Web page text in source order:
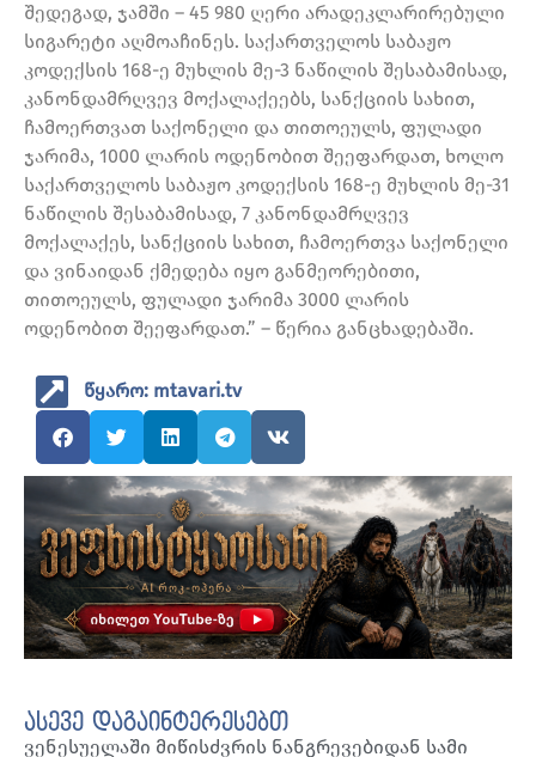
შედეგად, ჯამში – 45 980 ღერი არადეკლარირებული
სიგარეტი აღმოაჩინეს. საქართველოს საბაჟო
კოდექსის 168-ე მუხლის მე-3 ნაწილის შესაბამისად,
კანონდამრღვევ მოქალაქეებს, სანქციის სახით,
ჩამოერთვათ საქონელი და თითოეულს, ფულადი
ჯარიმა, 1000 ლარის ოდენობით შეეფარდათ, ხოლო
საქართველოს საბაჟო კოდექსის 168-ე მუხლის მე-31
ნაწილის შესაბამისად, 7 კანონდამრღვევ
მოქალაქეს, სანქციის სახით, ჩამოერთვა საქონელი
და ვინაიდან ქმედება იყო განმეორებითი,
თითოეულს, ფულადი ჯარიმა 3000 ლარის
ოდენობით შეეფარდათ.” – წერია განცხადებაში.
წყარო: mtavari.tv
ასევე დაგაინტერესებთ
ვენესუელაში მიწისძვრის ნანგრევებიდან სამი